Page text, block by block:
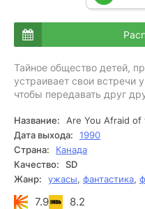
Тайное общество детей,
устраивает свои встречи
чтобы передавать друг
Название:
Are You Afraid of
Дата выхода:
1990
Страна:
Канада
Качество:
SD
Жанр:
ужасы, фантастика,
7.9 8.2